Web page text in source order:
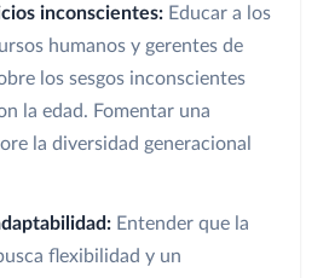
inconscientes: Educar a los
humanos y gerentes de
los sesgos inconscientes
la edad. Fomentar una
la diversidad generacional
Entender que la
flexibilidad y un